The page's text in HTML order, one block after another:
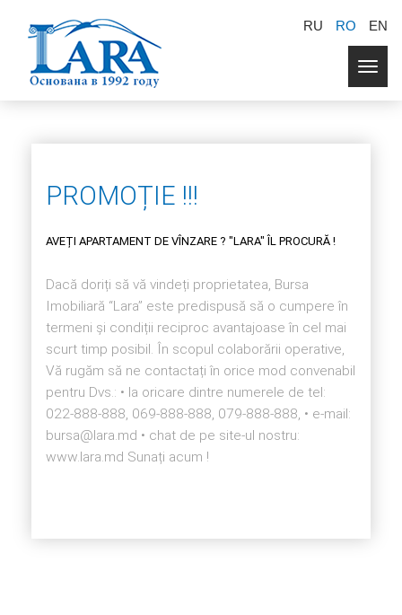
RU RO EN
PROMOȚIE !!!
AVEȚI APARTAMENT DE VÎNZARE ? "LARA" ÎL PROCURĂ !
Dacă doriți să vă vindeți proprietatea, Bursa
Imobiliară “Lara” este predispusă să o cumpere în
termeni și condiții reciproc avantajoase în cel mai
scurt timp posibil. În scopul colaborării operative,
Vă rugăm să ne contactați în orice mod convenabil
pentru Dvs.: • la oricare dintre numerele de tel:
022-888-888, 069-888-888, 079-888-888, • e-mail:
bursa@lara.md • chat de pe site-ul nostru:
www.lara.md Sunați acum !